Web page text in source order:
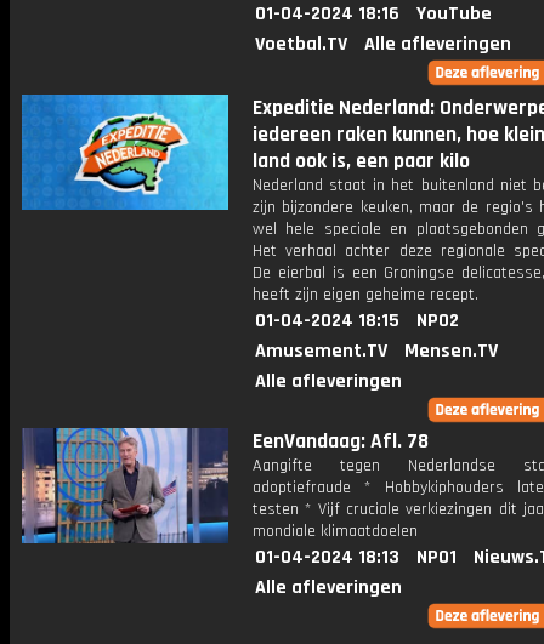
01-04-2024 18:16
YouTube
Voetbal.TV
Alle afleveringen
Expeditie Nederland:
iedereen raken kunnen, hoe
land ook is, een paar kilo
Nederland staat in het buitenland niet
zijn bijzondere keuken, maar de regio's
wel hele speciale en plaatsgebonden
Het verhaal achter deze regionale
De eierbal is een Groningse
heeft zijn eigen geheime recept.
01-04-2024 18:15
NPO2
Amusement.TV
Mensen.TV
Alle afleveringen
EenVandaag: Afl. 78
Aangifte tegen Nederlandse
adoptiefraude * Hobbykiphouders
testen * Vijf cruciale verkiezingen dit
mondiale klimaatdoelen
01-04-2024 18:13 NPO1
Alle afleveringen